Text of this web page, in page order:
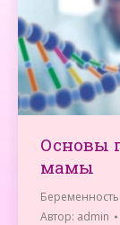
Основы
мамы
Автор: admin